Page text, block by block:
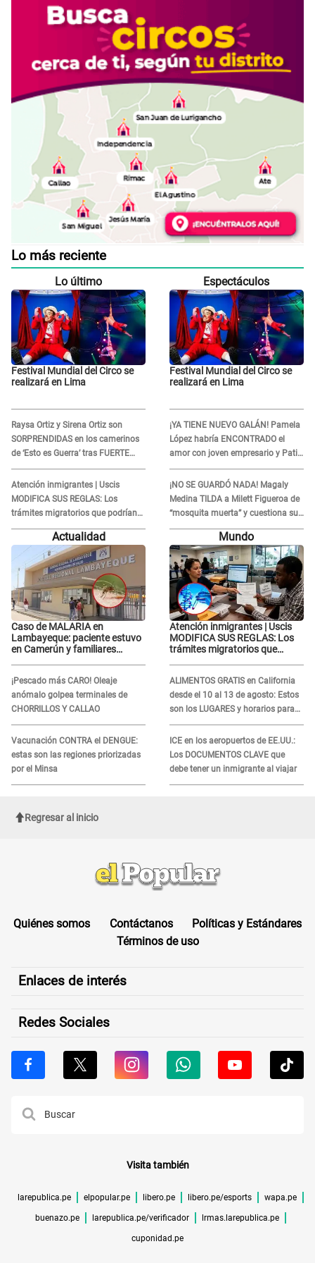
Lo más reciente
Lo último
Festival Mundial del Circo se
realizará en Lima
Raysa Ortiz y Sirena Ortiz son
SORPRENDIDAS en los camerinos
de ‘Esto es Guerra’ tras FUERTE
ENFRENTAMIENTO con Gabriel
Moisés: “Gracias”
Atención inmigrantes | Uscis
MODIFICA SUS REGLAS: Los
trámites migratorios que podrían
necesitar tu prueba de ADN
Espectáculos
Festival Mundial del Circo se
realizará en Lima
¡YA TIENE NUEVO GALÁN! Pamela
López habría ENCONTRADO el
amor con joven empresario y Pati
Lorena la ECHA en VIVO
¡NO SE GUARDÓ NADA! Magaly
Medina TILDA a Milett Figueroa de
“mosquita muerta” y cuestiona su
RECONCILIACIÓN con Marcelo
Tinelli en TV argentina
Actualidad
Caso de MALARIA en
Lambayeque: paciente estuvo
en Camerún y familiares
¡Pescado más CARO! Oleaje
anómalo golpea terminales de
CHORRILLOS Y CALLAO
Vacunación CONTRA el DENGUE:
estas son las regiones priorizadas
por el Minsa
Mundo
Atención inmigrantes | Uscis
MODIFICA SUS REGLAS: Los
trámites migratorios que
ALIMENTOS GRATIS en California
desde el 10 al 13 de agosto: Estos
son los LUGARES y horarios para
recibir la ayuda
ICE en los aeropuertos de EE.UU.:
Los DOCUMENTOS CLAVE que
debe tener un inmigrante al viajar
Regresar al inicio
Quiénes somos Contáctanos
Políticas y Estándares
Términos de uso
Enlaces de interés
Redes Sociales
Visita también
larepublica.pe elpopular.pe libero.pe libero.pe/esports wapa.pe
buenazo.pe larepublica.pe/verificador lrmas.larepublica.pe
cuponidad.pe